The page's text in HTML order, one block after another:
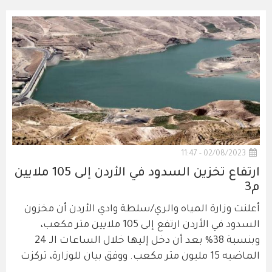
02/08/2023 - 11:47
ارتفاع تخزين السدود في الأردن إلى 105 ملايين
م3
أعلنت وزارة المياه والري/سلطة وادي الأردن أن مخزون
السدود في الأردن ارتفع إلى 105 ملايين متر مكعب،
وبنسبة 38% بعد أن دخل إليها خلال الساعات الـ 24
الماضيه 15 مليون متر مكعب. ووفق بيان للوزارة، تركزت